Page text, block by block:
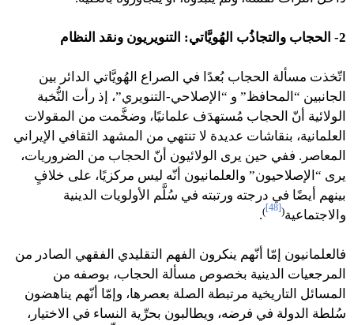
2- الحجاب والتجاذُب الهُويَّاتي: التنويريون ونقد النظام
اتّخذت مسألة الحجاب بُعدًا في الصراع الهُويَّاتي الدائر بين
الجانبين “المحافظ” و “الإصلاحي-التنويري”، إذ رأت النُّخبة
الولائية أنّ الحجاب مُستهدَف علمانيًا، وضخَّمت من المقولات
العلمانية، بنقاشات عديدة لا تنتهي من المشهد الثقافي الإيراني
المعاصر. ففي حين يرى الولائيون أنّ الحجاب من الضروريات،
يرى “الإصلاحيون” والعلمانيون أنّه ليس مركزيًا، على خلافٍ
بينهم أيضًا في درجته ورتبته في سُلَّم الأولويات الدينية
والاجتماعية(
[48]
)
.
فالعلمانيون إمّا أنّهم ينكرون الفهم التقليدي الفقهي الصادر من
المرجعيات الدينية بخصوص مسألة الحجاب، بوصفه من
المسائل التاريخية مرتبطة الصلة بعصرها، وإمّا أنّهم يناهضون
سُلطة الدولة في فرضه، ويطالبون بحرِّية النساء في الاختيار،